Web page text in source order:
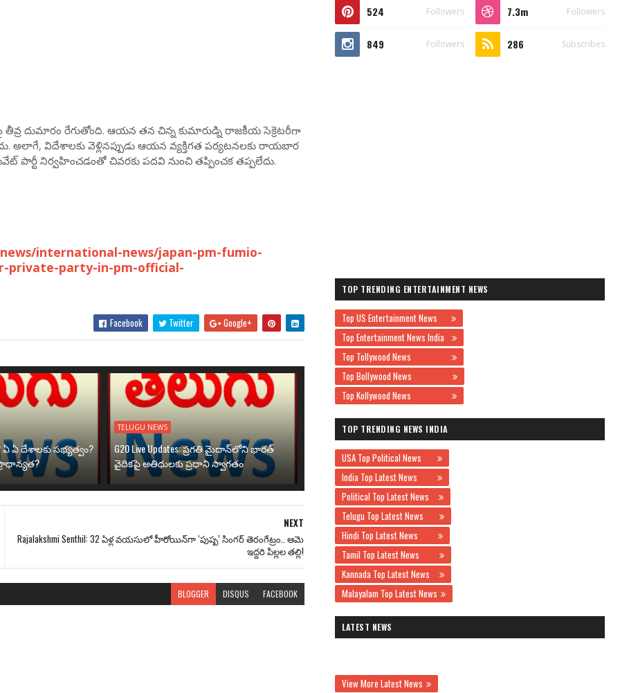
దుమారం రేగుతోంది. ఆయన తన చిన్న కుమారుడ్ని రాజకీయ సెక్రెటరీగా
విదేశాలకు వెళ్లినప్పుడు ఆయన వ్యక్తిగత పర్యటనలకు రాయబార
నిర్వహించడంతో చివరకు పదవి నుంచి తప్పించక తప్పలేదు.
international-news/japan-pm-fumio-
private-party-in-pm-official-
Facebook Twitter Google+
ఏ ఏ దేశాలకు సభ్యత్వం?
TELUGU NEWS
G20 Live Updates: ప్రగతి మైదాన్‌లోని భారత్
వైదికపై అతిథులకు ప్రధాని స్వాగతం
NEXT
Rajalakshmi Senthil: 32 ఏళ్ల వయసులో హీరోయిన్‌గా ‘పుష్ప’ సింగర్ తెరంగేట్రం.. ఆమె
ఇద్దరి పిల్లల తల్లి!
BLOGGER DISQUS FACEBOOK
524 Followers 7.3m Followers
849 Followers 286 Subscribes
TOP TRENDING ENTERTAINMENT NEWS
Top US Entertainment News
Top Entertainment News India
Top Tollywood News
Top Bollywood News
Top Kollywood News
TOP TRENDING NEWS INDIA
USA Top Political News
India Top Latest News
Political Top Latest News
Telugu Top Latest News
Hindi Top Latest News
Tamil Top Latest News
Kannada Top Latest News
Malayalam Top Latest News
LATEST NEWS
View More Latest News